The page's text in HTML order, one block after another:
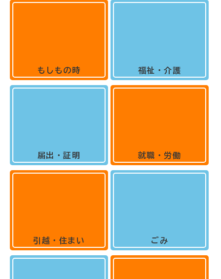
もしもの時
届出・証明
引越・住まい
福祉・介護
就職・労働
ごみ